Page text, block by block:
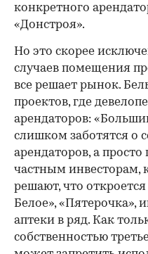
конкретного
«Донстроя».
Но это скорее
случаев помещения
все решает рынок.
проектов, где
арендаторов:
слишком заботятся о
арендаторов, а
частным инвесторам,
решают, что
Белое», «Пятерочка»,
аптеки в ряд. Как
собственностью